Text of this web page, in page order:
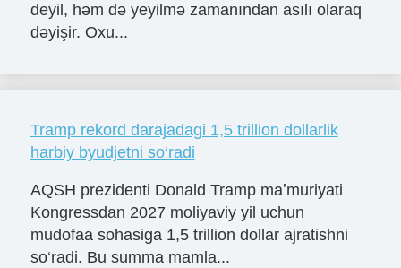
deyil, həm də yeyilmə zamanından asılı olaraq
dəyişir. Oxu...
Tramp rekord darajadagi 1,5 trillion dollarlik
harbiy byudjetni so‘radi
AQSH prezidenti Donald Tramp maʼmuriyati
Kongressdan 2027 moliyaviy yil uchun
mudofaa sohasiga 1,5 trillion dollar ajratishni
so‘radi. Bu summa mamla...